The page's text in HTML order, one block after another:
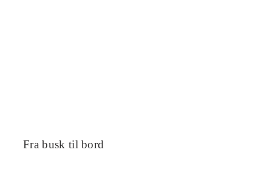
Fra busk til bord